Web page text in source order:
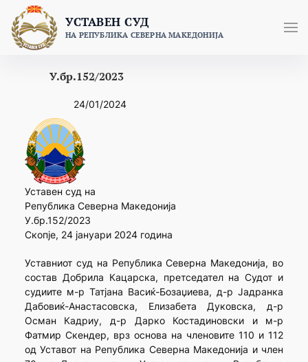
content
УСТАВЕН СУД
НА РЕПУБЛИКА СЕВЕРНА МАКЕДОНИЈА
У.бр.152/2023
24/01/2024
Уставен суд на
Република Северна Македонија
У.бр.152/2023
Скопје, 24 јануари 2024 година
Уставниот суд на Република Северна Македонија, во
состав Добрила Кацарска, претседател на Судот и
судиите м-р Татјана Васиќ-Бозаџиева, д-р Јадранка
Дабовиќ-Анастасовска, Елизабета Дуковска, д-р
Осман Кадриу, д-р Дарко Костадиновски и м-р
Фатмир Скендер, врз основа на членовите 110 и 112
од Уставот на Република Северна Македонија и член